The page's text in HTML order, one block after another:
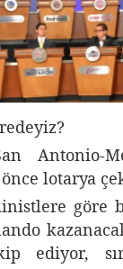
Antonio-
lotarya
göre
ediyor,